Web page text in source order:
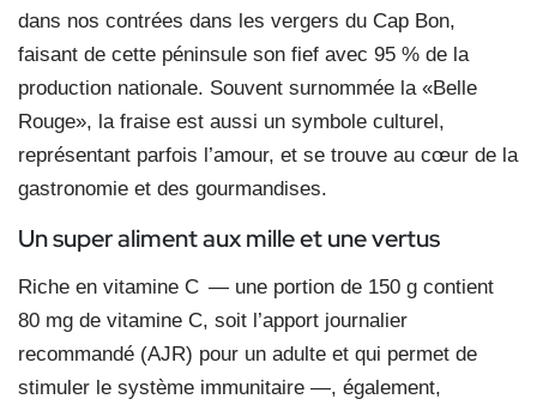
dans nos contrées dans les vergers du Cap Bon,
faisant de cette péninsule son fief avec 95 % de la
production nationale. Souvent surnommée la «Belle
Rouge», la fraise est aussi un symbole culturel,
représentant parfois l’amour, et se trouve au cœur de la
gastronomie et des gourmandises.
Un super aliment aux mille et une vertus
Riche en vitamine C — une portion de 150 g contient
80 mg de vitamine C, soit l’apport journalier
recommandé (AJR) pour un adulte et qui permet de
stimuler le système immunitaire —, également,